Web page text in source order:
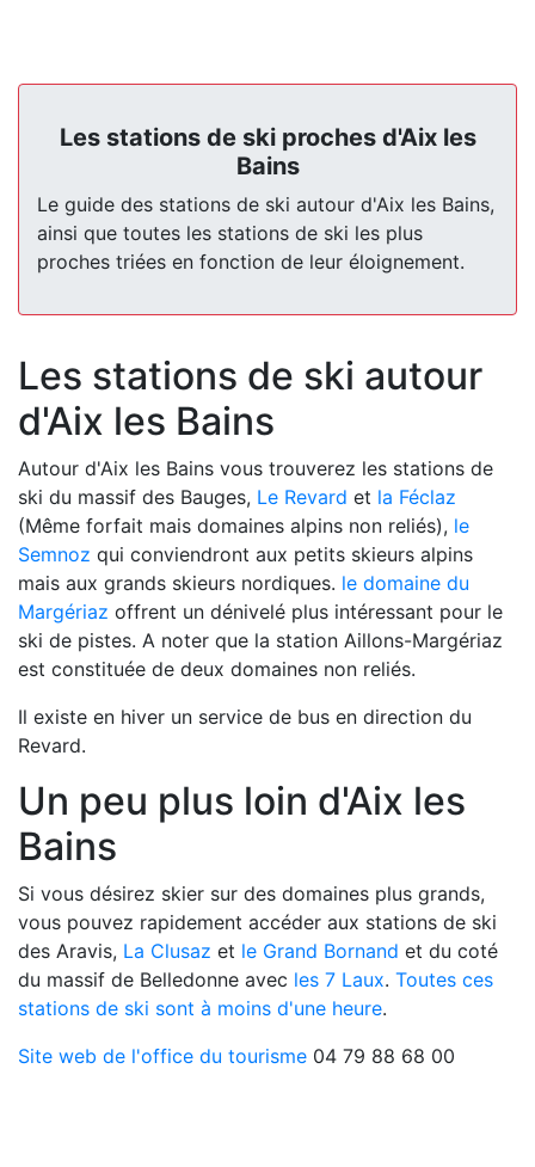
Les stations de ski proches d'Aix les
Bains
Le guide des stations de ski autour d'Aix les Bains,
ainsi que toutes les stations de ski les plus
proches triées en fonction de leur éloignement.
Les stations de ski autour
d'Aix les Bains
Autour d'Aix les Bains vous trouverez les stations de
ski du massif des Bauges, Le Revard et la Féclaz
(Même forfait mais domaines alpins non reliés), le
Semnoz qui conviendront aux petits skieurs alpins
mais aux grands skieurs nordiques. le domaine du
Margériaz offrent un dénivelé plus intéressant pour le
ski de pistes. A noter que la station Aillons-Margériaz
est constituée de deux domaines non reliés.
Il existe en hiver un service de bus en direction du
Revard.
Un peu plus loin d'Aix les
Bains
Si vous désirez skier sur des domaines plus grands,
vous pouvez rapidement accéder aux stations de ski
des Aravis, La Clusaz et le Grand Bornand et du coté
du massif de Belledonne avec les 7 Laux. Toutes ces
stations de ski sont à moins d'une heure.
Site web de l'office du tourisme 04 79 88 68 00